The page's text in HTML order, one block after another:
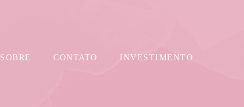
SOBRE CONTATO INVESTIMENTO